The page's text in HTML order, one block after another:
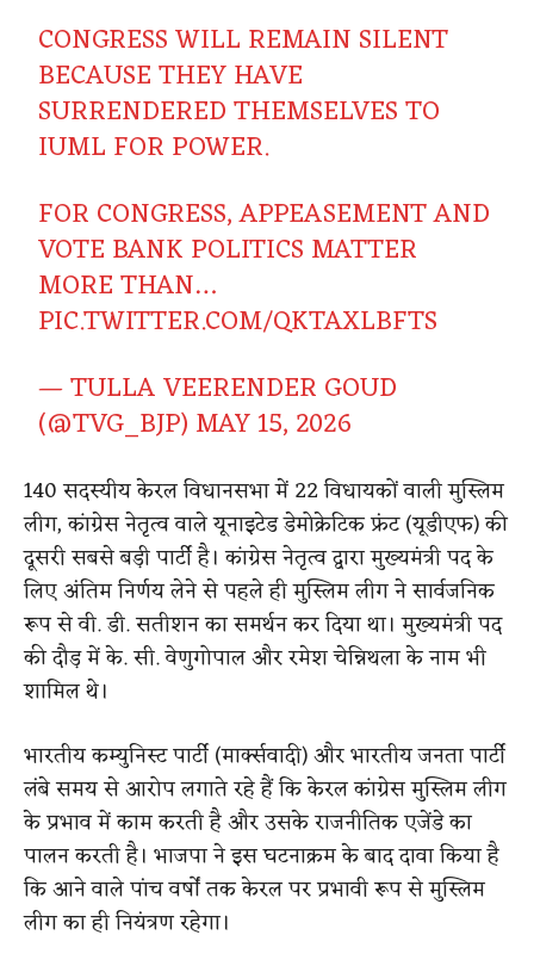
CONGRESS WILL REMAIN SILENT
BECAUSE THEY HAVE
SURRENDERED THEMSELVES TO
IUML FOR POWER.
FOR CONGRESS, APPEASEMENT AND
VOTE BANK POLITICS MATTER
MORE THAN…
PIC.TWITTER.COM/QKTAXLBFTS
— TULLA VEERENDER GOUD
(@TVG_BJP) MAY 15, 2026
140 सदस्यीय केरल विधानसभा में 22 विधायकों वाली मुस्लिम
लीग, कांग्रेस नेतृत्व वाले यूनाइटेड डेमोक्रेटिक फ्रंट (यूडीएफ) की
दूसरी सबसे बड़ी पार्टी है। कांग्रेस नेतृत्व द्वारा मुख्यमंत्री पद के
लिए अंतिम निर्णय लेने से पहले ही मुस्लिम लीग ने सार्वजनिक
रूप से वी. डी. सतीशन का समर्थन कर दिया था। मुख्यमंत्री पद
की दौड़ में के. सी. वेणुगोपाल और रमेश चेन्निथला के नाम भी
शामिल थे।
भारतीय कम्युनिस्ट पार्टी (मार्क्सवादी) और भारतीय जनता पार्टी
लंबे समय से आरोप लगाते रहे हैं कि केरल कांग्रेस मुस्लिम लीग
के प्रभाव में काम करती है और उसके राजनीतिक एजेंडे का
पालन करती है। भाजपा ने इस घटनाक्रम के बाद दावा किया है
कि आने वाले पांच वर्षों तक केरल पर प्रभावी रूप से मुस्लिम
लीग का ही नियंत्रण रहेगा।